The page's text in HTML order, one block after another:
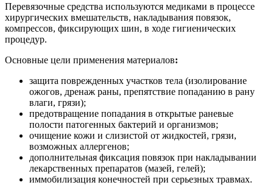
Перевязочные средства используются медиками в процессе
хирургических вмешательств, накладывания повязок,
компрессов, фиксирующих шин, в ходе гигиенических
процедур.
Основные цели применения материалов:
защита поврежденных участков тела (изолирование
ожогов, дренаж раны, препятствие попаданию в рану
влаги, грязи);
предотвращение попадания в открытые раневые
полости патогенных бактерий и организмов;
очищение кожи и слизистой от жидкостей, грязи,
возможных аллергенов;
дополнительная фиксация повязок при накладывании
лекарственных препаратов (мазей, гелей);
иммобилизация конечностей при серьезных травмах.